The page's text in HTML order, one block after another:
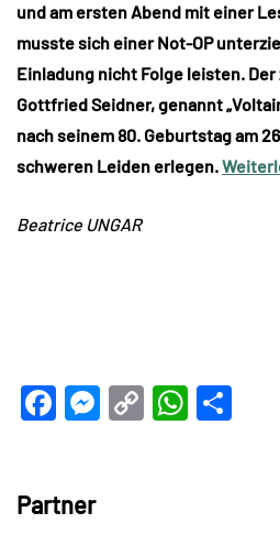
und am ersten Abend mit einer
musste sich einer Not-OP
Einladung nicht Folge leisten.
Gottfried Seidner, genannt
nach seinem 80. Geburtstag am
schweren Leiden erlegen.
Beatrice UNGAR
Facebook
Messenger
Copy
Partner